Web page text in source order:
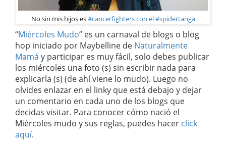
No sin mis hijos es#cancerfighters con el #spidertanga
“Miércoles Mudo” es un carnaval de blogs o blog
hop iniciado por Maybelline de Naturalmente
Mamá y participar es muy fácil, solo debes publicar
los miércoles una foto (s) sin escribir nada para
explicarla (s) (de ahí viene lo mudo). Luego no
olvides enlazar en el linky que está debajo y dejar
un comentario en cada uno de los blogs que
decidas visitar. Para conocer cómo nació el
Miércoles mudo y sus reglas, puedes hacer click
aquí.